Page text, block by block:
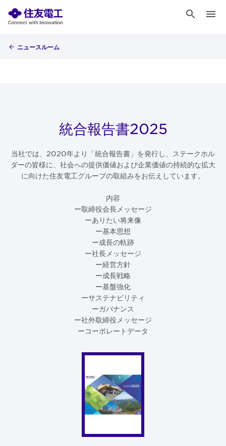
ニュースルーム
統合報告書2025
当社では、2020年より「統合報告書」を発行し、ステークホル
ダーの皆様に、社会への提供価値および企業価値の持続的な拡大
に向けた住友電工グループの取組みをお伝えしています。
内容
ー取締役会長メッセージ
ーありたい将来像
ー基本思想
ー成長の軌跡
ー社長メッセージ
ー経営方針
ー成長戦略
ー基盤強化
ーサステナビリティ
ーガバナンス
ー社外取締役メッセージ
ーコーポレートデータ